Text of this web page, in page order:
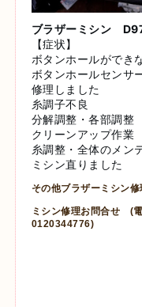
ブラザーミシン
【症状】
ボタンホールができ
ボタンホールセンサ
修理しました
糸調子不良
分解調整・各部調整
クリーンアップ作業
糸調整・全体のメン
ミシン直りました
その他ブラザーミシン
ミシン修理お問合せ (電
0120344776)